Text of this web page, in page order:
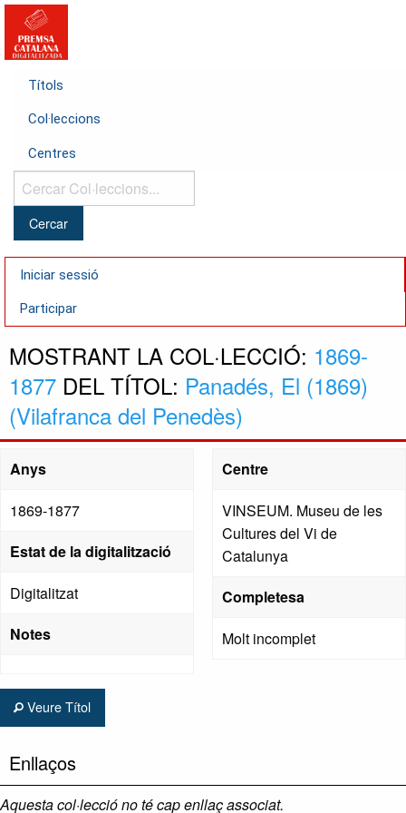
Títols
Col·leccions
Centres
Cercar
Col·leccions...
Iniciar sessió
Participar
MOSTRANT LA COL·LECCIÓ: 1869-
1877 DEL TÍTOL: Panadés, El (1869)
(Vilafranca del Penedès)
Anys
1869-1877
Estat de la digitalització
Digitalitzat
Notes
Centre
VINSEUM. Museu de les
Cultures del Vi de
Catalunya
Completesa
Molt incomplet
Veure Títol
Enllaços
Aquesta col·lecció no té cap enllaç associat.